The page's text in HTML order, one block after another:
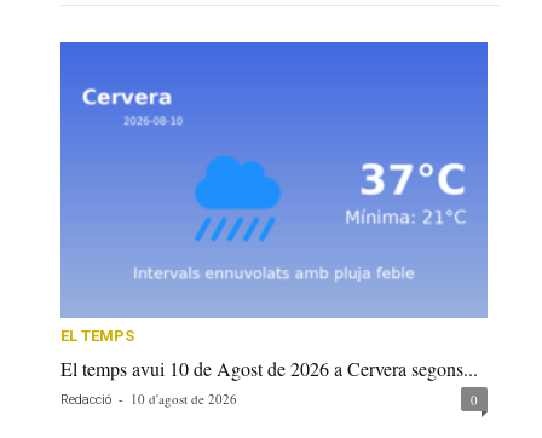
EL TEMPS
El temps avui 10 de Agost de 2026 a Cervera segons...
Redacció - 10 d'agost de 2026 0